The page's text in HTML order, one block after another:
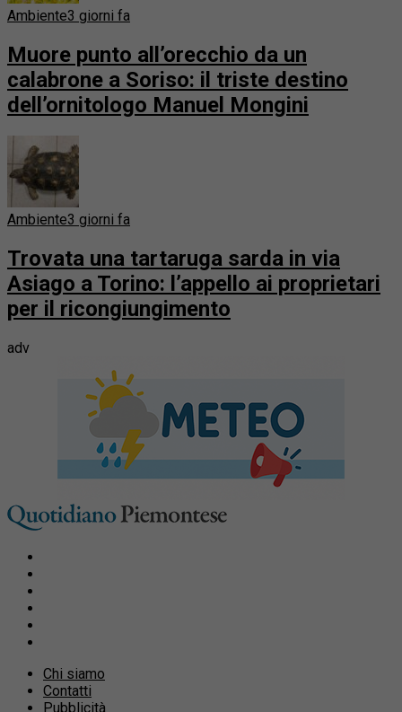
Ambiente3 giorni fa
Muore punto all’orecchio da un
calabrone a Soriso: il triste destino
dell’ornitologo Manuel Mongini
Ambiente3 giorni fa
Trovata una tartaruga sarda in via
Asiago a Torino: l’appello ai proprietari
per il ricongiungimento
adv
Chi siamo
Contatti
Pubblicità